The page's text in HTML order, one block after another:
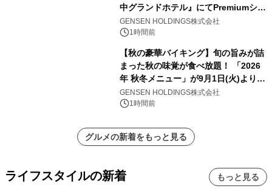
中グランドホテル』にてPremiumシリ
ーズ初のオールインクルーシブ導入
GENSEN HOLDINGS株式会社
1時間前
【秋の豪華バイキング】旬の旨みが詰
まった秋の味覚が食べ放題！ 「2026
年 秋冬メニュー」が9月1日(火)より提
供スタート
GENSEN HOLDINGS株式会社
1時間前
グルメの新着をもっと見る
ライフスタイルの新着 もっと見る